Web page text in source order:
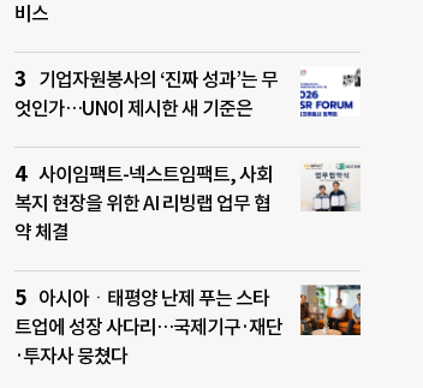
비스
기업자원봉사의 ‘진짜 성과’는 무
엇인가…UN이 제시한 새 기준은
사이임팩트-넥스트임팩트, 사회
복지 현장을 위한 AI 리빙랩 업무 협
약 체결
아시아ㆍ태평양 난제 푸는 스타
트업에 성장 사다리…국제기구·재단
·투자사 뭉쳤다